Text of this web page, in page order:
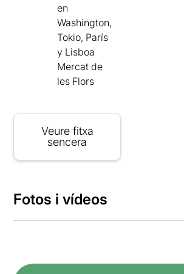
en
Washington,
Tokio, París
y Lisboa
Mercat de
les Flors
Veure fitxa
sencera
Fotos i vídeos